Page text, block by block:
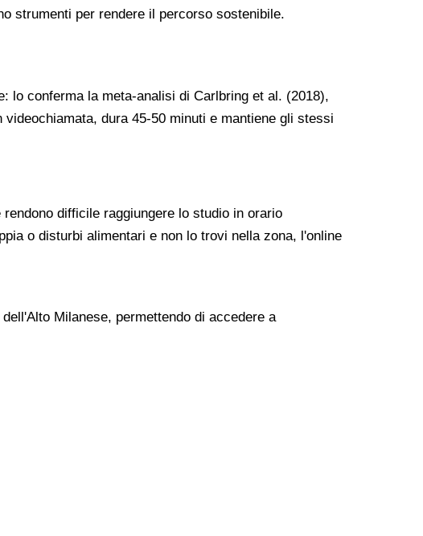
strumenti per rendere il percorso sostenibile.
lo conferma la meta-analisi di Carlbring et al. (2018),
dura 45-50 minuti e mantiene gli stessi
difficile raggiungere lo studio in orario
o disturbi alimentari e non lo trovi nella zona, l'online
Milanese, permettendo di accedere a